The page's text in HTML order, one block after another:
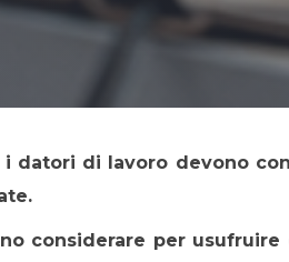
datori di lavoro devono
considerare per